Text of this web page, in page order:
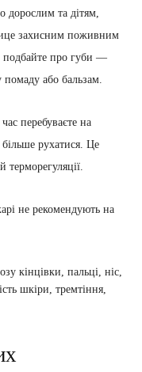
дорослим та дітям,
захисним поживним
подбайте про губи —
помаду або бальзам.
перебуваєте на
більше рухатися. Це
терморегуляції.
не рекомендують на
кінцівки, пальці, ніс,
шкіри, тремтіння,